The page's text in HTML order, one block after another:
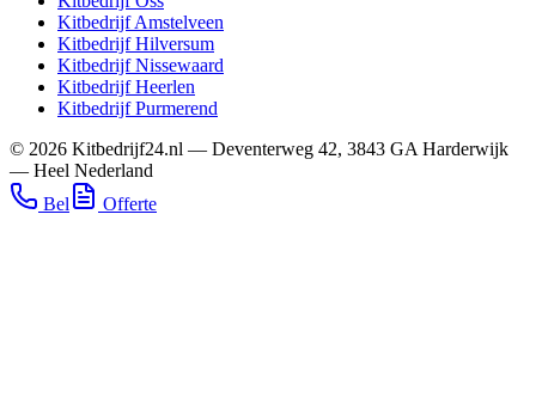
KitbedrijfAmstelveen
KitbedrijfHilversum
KitbedrijfNissewaard
KitbedrijfHeerlen
KitbedrijfPurmerend
© 2026 Kitbedrijf24.nl — Deventerweg 42, 3843 GA Harderwijk
— Heel Nederland
Bel
Offerte